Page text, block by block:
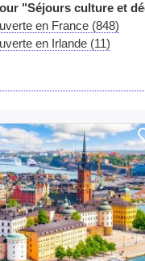
"Séjours culture et
en France (848)
en Irlande (11)